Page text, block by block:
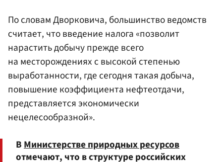
По словам Дворковича, большинство ведомств
считает, что введение налога «позволит
нарастить добычу прежде всего
на месторождениях с высокой степенью
выработанности, где сегодня такая добыча,
повышение коэффициента нефтеотдачи,
представляется экономически
нецелесообразной».
ВМинистерстве природных ресурсов
отмечают, что в структуре российских